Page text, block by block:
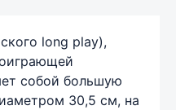
long play),
собой большую
30,5 см, на